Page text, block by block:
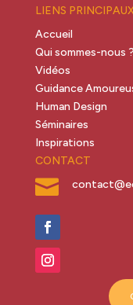
LIENS
Accueil
Qui sommes-nous ?
Vidéos
Guidance
Human Design
Séminaires
Inspirations
CONTACT
